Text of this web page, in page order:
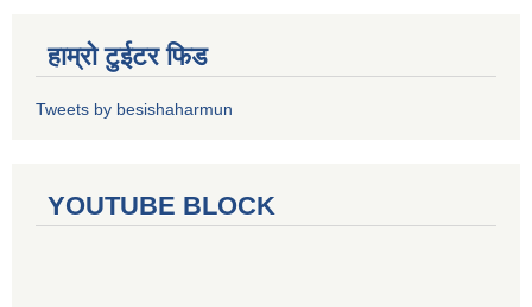
हाम्रो टुईटर फिड
Tweets by besishaharmun
YOUTUBE BLOCK